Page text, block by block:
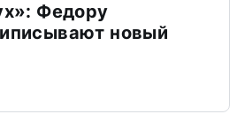
Федору
новый